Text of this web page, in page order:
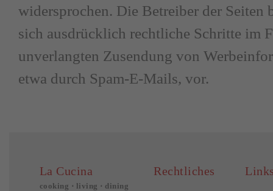
widersprochen. Die Betreiber der Seiten
sich ausdrücklich rechtliche Schritte im
unverlangten Zusendung von
etwa durch Spam-E-Mails, vor.
La Cucina
cooking ⋅ living ⋅ dining
Rechtliches